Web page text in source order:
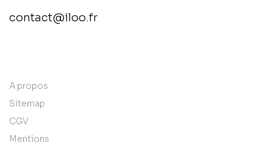
contact@iloo.fr
A propos
Sitemap
CGV
Mentions